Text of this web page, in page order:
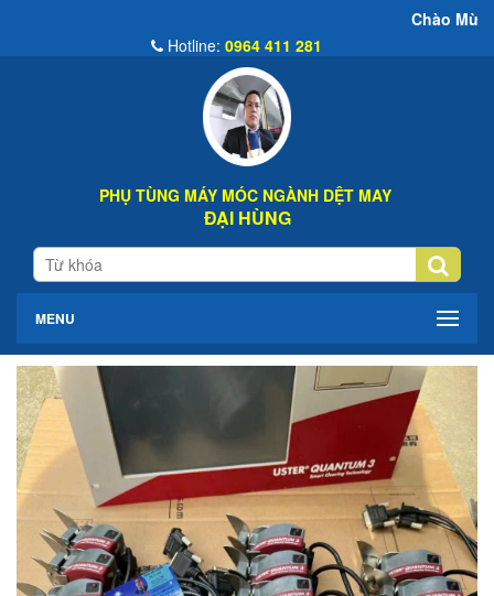
Chào Mừng Đến Website Đại
Hotline: 0964 411 281
PHỤ TÙNG MÁY MÓC NGÀNH DỆT MAY
ĐẠI HÙNG
MENU